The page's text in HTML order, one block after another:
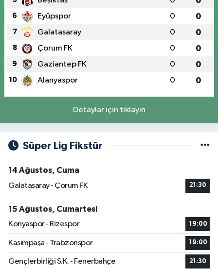
6 Eyüpspor 0 0
7 Galatasaray 0 0
8 Çorum FK 0 0
9 Gaziantep FK 0 0
10 Alanyaspor 0 0
Detaylar için tıklayın
Süper Lig Fikstür
14 Ağustos, Cuma
Galatasaray - Çorum FK
21:30
15 Ağustos, Cumartesi
Konyaspor - Rizespor
19:00
Kasımpaşa - Trabzonspor 19:00
Gençlerbirliği S.K. - Fenerbahçe 21:30